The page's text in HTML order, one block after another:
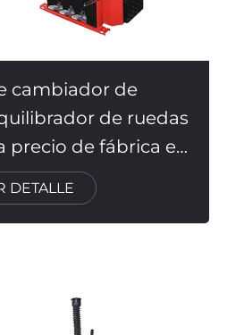
cambiador de
de ruedas
precio de fábrica en
venta
DETALLE